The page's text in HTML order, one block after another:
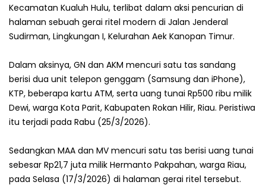
Kecamatan Kualuh Hulu, terlibat dalam aksi pencurian di
halaman sebuah gerai ritel modern di Jalan Jenderal
Sudirman, Lingkungan I, Kelurahan Aek Kanopan Timur.
Dalam aksinya, GN dan AKM mencuri satu tas sandang
berisi dua unit telepon genggam (Samsung dan iPhone),
KTP, beberapa kartu ATM, serta uang tunai Rp500 ribu milik
Dewi, warga Kota Parit, Kabupaten Rokan Hilir, Riau. Peristiwa
itu terjadi pada Rabu (25/3/2026).
Sedangkan MAA dan MV mencuri satu tas berisi uang tunai
sebesar Rp21,7 juta milik Hermanto Pakpahan, warga Riau,
pada Selasa (17/3/2026) di halaman gerai ritel tersebut.